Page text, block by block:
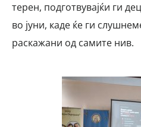
терен, подготвувајќи ги
во јуни, каде ќе ги
раскажани од самите нив.